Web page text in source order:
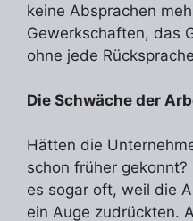
keine Absprachen
Gewerkschaften, das
ohne jede
Die Schwäche der
Hätten die
schon früher
es sogar oft, weil die
ein Auge zudrückten.